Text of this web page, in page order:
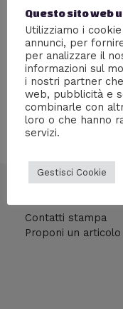
La catena
sarà presente con
Dvd, Blu-Ray e
Contatti stampa
Proponi un articolo
Questo sito web
Utilizziamo i
annunci, per
per analizzare il
informazioni sul
i nostri partner
web, pubblicità e
combinarle con
loro o che hanno
servizi.
Gestisci Cookie